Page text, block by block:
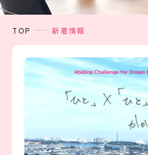
TOP 新着情報